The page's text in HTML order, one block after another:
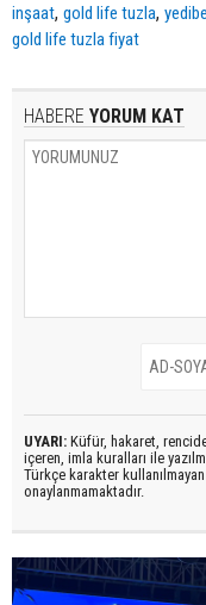
inşaat, gold life tuzla,
gold life tuzla fiyat
HABERE YORUM KAT
UYARI: Küfür, hakaret,
içeren, imla kuralları ile
Türkçe karakter
onaylanmamaktadır.